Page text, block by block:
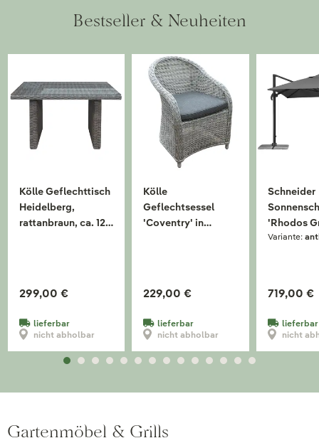
Bestseller & Neuheiten
Kölle Geflechttisch
Heidelberg,
rattanbraun, ca. 120
299,00 €
lieferbar
nicht abholbar
Kölle
Geflechtsessel
'Coventry' in
229,00 €
lieferbar
nicht abholbar
Schneider
'Rhodos
300 x 400
Variante:
719,00 €
lieferbar
nicht
Gartenmöbel & Grills